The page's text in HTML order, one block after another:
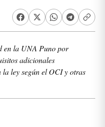
en la UNA Puno por
adicionales
la ley según el OCI y otras